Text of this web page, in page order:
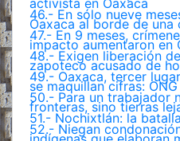
activista en Oaxaca
46.- En sólo nueve
Oaxaca al borde de una
47.- En 9 meses,
impacto aumentaron en
48.- Exigen liberación
zapoteco acusado de
49.- Oaxaca, tercer
se maquillan cifras: ONG
50.- Para un trabajador
fronteras, sino tierras
51.- Nochixtlán: la
52.- Niegan